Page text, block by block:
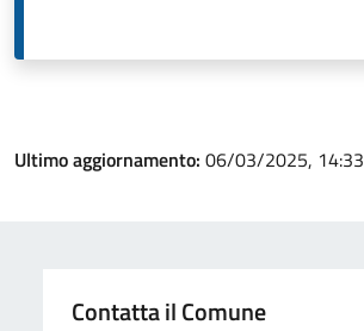
Ultimo aggiornamento: 06/03/2025, 14:33
Contatta il Comune